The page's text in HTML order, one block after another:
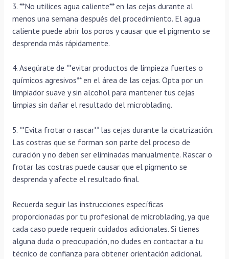
3. **No utilices agua caliente** en las cejas durante al
menos una semana después del procedimiento. El agua
caliente puede abrir los poros y causar que el pigmento se
desprenda más rápidamente.
4. Asegúrate de **evitar productos de limpieza fuertes o
químicos agresivos** en el área de las cejas. Opta por un
limpiador suave y sin alcohol para mantener tus cejas
limpias sin dañar el resultado del microblading.
5. **Evita frotar o rascar** las cejas durante la cicatrización.
Las costras que se forman son parte del proceso de
curación y no deben ser eliminadas manualmente. Rascar o
frotar las costras puede causar que el pigmento se
desprenda y afecte el resultado final.
Recuerda seguir las instrucciones específicas
proporcionadas por tu profesional de microblading, ya que
cada caso puede requerir cuidados adicionales. Si tienes
alguna duda o preocupación, no dudes en contactar a tu
técnico de confianza para obtener orientación adicional.